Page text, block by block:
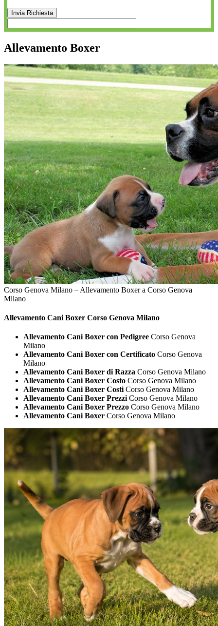
Allevamento Boxer
Corso Genova Milano – Allevamento Boxer a Corso Genova
Milano
Allevamento Cani Boxer Corso Genova Milano
Allevamento Cani Boxer con Pedigree Corso Genova
Milano
Allevamento Cani Boxer con Certificato Corso Genova
Milano
Allevamento Cani Boxer di Razza Corso Genova Milano
Allevamento Cani Boxer Costo Corso Genova Milano
Allevamento Cani Boxer Costi Corso Genova Milano
Allevamento Cani Boxer Prezzi Corso Genova Milano
Allevamento Cani Boxer Prezzo Corso Genova Milano
Allevamento Cani Boxer Corso Genova Milano